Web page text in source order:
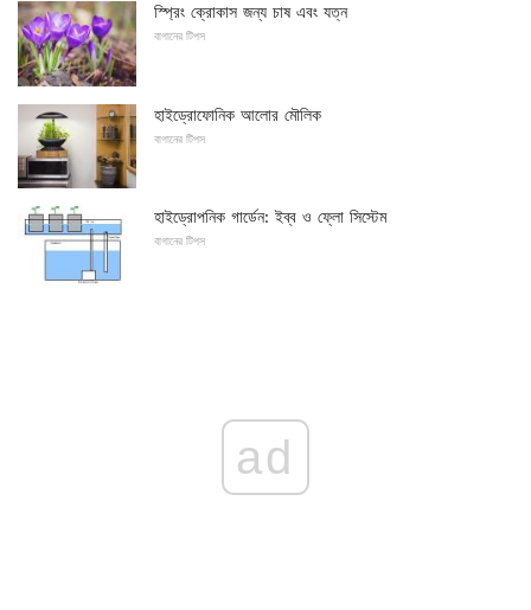
স্প্রিং ক্রোকাস জন্য চাষ এবং যত্ন
বাগানের টিপস
হাইড্রোফোনিক আলোর মৌলিক
বাগানের টিপস
হাইড্রোপনিক গার্ডেন: ইব্ব ও ফ্লো সিস্টেম
বাগানের টিপস
ad